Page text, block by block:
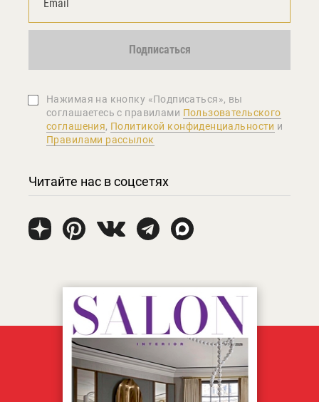
Подписаться
Нажимая на кнопку «Подписаться», вы
соглашаетеcь с правилами Пользовательского
соглашения, Политикой конфиденциальности и
Правилами рассылок
Читайте нас в соцсетях